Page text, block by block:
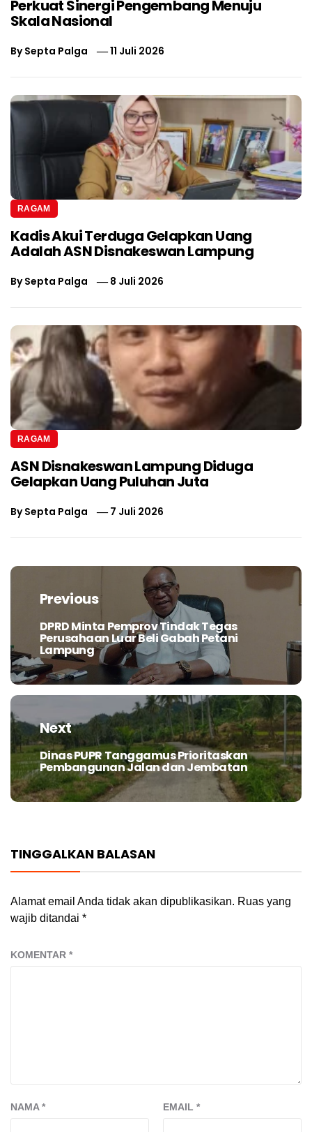
Perkuat Sinergi Pengembang Menuju
Skala Nasional
BySepta Palga 11 Juli 2026
RAGAM
Kadis Akui Terduga Gelapkan Uang
Adalah ASN Disnakeswan Lampung
BySepta Palga 8 Juli 2026
RAGAM
ASN Disnakeswan Lampung Diduga
Gelapkan Uang Puluhan Juta
BySepta Palga 7 Juli 2026
Navigasi
posPrevious
Previous
post:
DPRD Minta Pemprov Tindak Tegas
Perusahaan Luar Beli Gabah Petani
Lampung
Next
Next
post:
Dinas PUPR Tanggamus Prioritaskan
Pembangunan Jalan dan Jembatan
TINGGALKAN BALASAN
Alamat email Anda tidak akan dipublikasikan. Ruas yang
wajib ditandai *
KOMENTAR *
NAMA* EMAIL *